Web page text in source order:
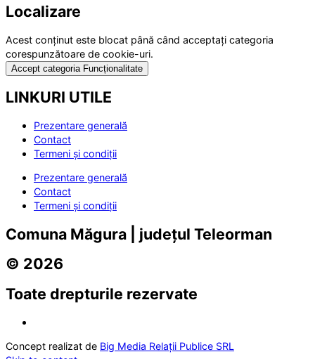
Localizare
Acest conținut este blocat până când acceptați categoria
corespunzătoare de cookie-uri.
Accept categoria Funcționalitate
LINKURI UTILE
Prezentare generală
Contact
Termeni și condiții
Prezentare generală
Contact
Termeni și condiții
Comuna Măgura | județul Teleorman
© 2026
Toate drepturile rezervate
Concept realizat de Big Media Relații Publice SRL